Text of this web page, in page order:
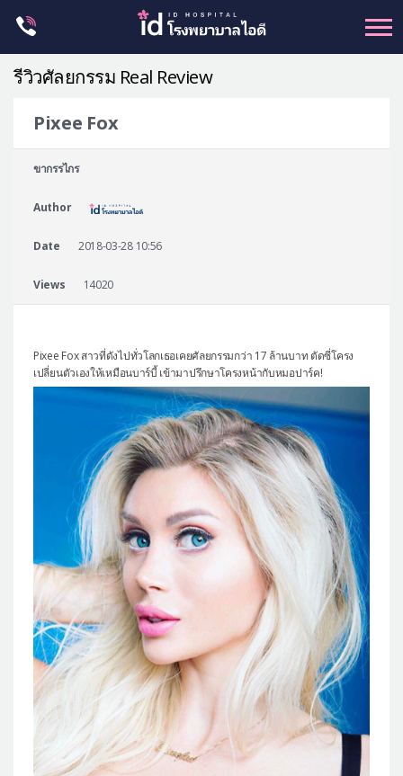
ศัลยกรรม โครงหน้า
หน้าอก
ศัลยกรรมผู้ชาย
แผนกศัลยกรรมจุดซ่อนเร้น
แนะนำโรงพยาบาลไอดี
ศัลยกรรมอย่างปลอดภัย
ปรึกษาทางออนไลน์
Real Selfie Review
รีวิวศัลยกรรม Real Review
Pixee Fox
ขากรรไกร
Author
Date 2018-03-28 10:56
Views 14020
Pixee Fox สาวที่ดังไปทั่วโลกเธอเคยศัลยกรรมกว่า 17 ล้านบาท ตัดซี่โครง
เปลี่ยนตัวเองให้เหมือนบาร์บี้ เข้ามาปรึกษาโครงหน้ากับหมอปาร์ค!